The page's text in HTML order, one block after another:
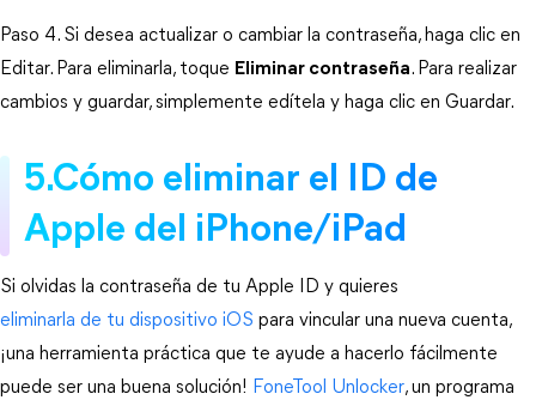
Paso 4. Si desea actualizar o cambiar la contraseña, haga clic en
Editar. Para eliminarla, toque Eliminar contraseña. Para realizar
cambios y guardar, simplemente edítela y haga clic en Guardar.
5.Cómo eliminar el ID de
Apple del iPhone/iPad
Si olvidas la contraseña de tu Apple ID y quieres
eliminarla de tu dispositivo iOS para vincular una nueva cuenta,
¡una herramienta práctica que te ayude a hacerlo fácilmente
puede ser una buena solución! FoneTool Unlocker, un programa